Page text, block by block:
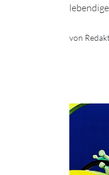
von